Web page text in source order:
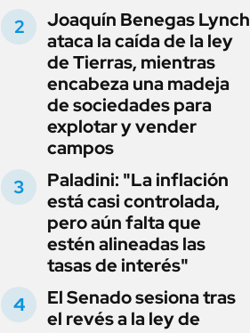
Joaquín Benegas Lynch
ataca la caída de la ley
de Tierras, mientras
encabeza una madeja
de sociedades para
explotar y vender
campos
Paladini: "La inflación
está casi controlada,
pero aún falta que
estén alineadas las
tasas de interés"
El Senado sesiona tras
el revés a la ley de